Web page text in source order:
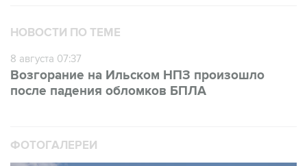
НОВОСТИ ПО ТЕМЕ
8 августа 07:37
Возгорание на Ильском НПЗ произошло
после падения обломков БПЛА
ФОТОГАЛЕРЕИ